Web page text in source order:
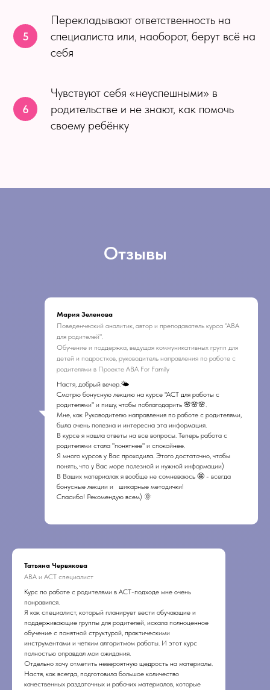
Перекладывают ответственность на
специалиста или, наоборот, берут всё на
себя
Чувствуют себя «неуспешными» в
родительстве и не знают, как помочь
своему ребёнку
Отзывы
Мария Зеленова
Поведенческий аналитик, автор и преподаватель курса "АВА
для родителей".
Обучение и поддержка, ведущая коммуникативных групп для
детей и подростков, руководитель направления по работе с
родителями в Проекте АBA For Family
Настя, добрый вечер.🌤️
Смотрю бонусную лекцию на курсе "АСТ для работы с
родителями" и пишу, чтобы поблагодарить 🌸🌸🌸.
Мне, как Руководителю направления по работе с родителями,
была очень полезна и интересна эта информация.
В курсе я нашла ответы на все вопросы. Теперь работа с
родителями стала "понятнее" и спокойнее.
Я много курсов у Вас проходила. Этого достаточно, чтобы
понять, что у Вас море полезной и нужной информации)
В Ваших материалах я вообще не сомневаюсь 🤩 - всегда
бонусные лекции и шикарные методички!
Спасибо! Рекомендую всем) 🌞
Татьяна Червякова
АВА и АСТ специалист
Курс по работе с родителями в АСТ-подходе мне очень
понравился.
Я как специалист, который планирует вести обучающие и
поддерживающие группы для родителей, искала полноценное
обучение с понятной структурой, практическими
инструментами и четким алгоритмом работы. И этот курс
полностью оправдал мои ожидания.
Отдельно хочу отметить невероятную щедрость на материалы.
Настя, как всегда, подготовила большое количество
качественных раздаточных и рабочих материалов, которые